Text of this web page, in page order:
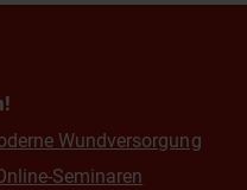
Wundversorgung
Seminaren